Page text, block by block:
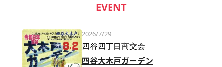
EVENT
2026/7/29
四谷四丁目商交会
四谷大木戸ガーデン